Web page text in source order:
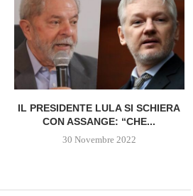
IL PRESIDENTE LULA SI SCHIERA
CON ASSANGE: “CHE...
30 Novembre 2022